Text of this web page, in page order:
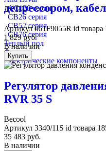
AC120 серия
CB26 серия
CB52 серия
CB76 серия
Теплый пол
Фреоны
Электрические компоненты
депрессором,
Артикул061F9055R id товара
1 829руб.
В наличии
Купить
Регулятор
RVR 35 S
Becool
Артикул 3340/11S id товара
35 483 руб.
В наличии